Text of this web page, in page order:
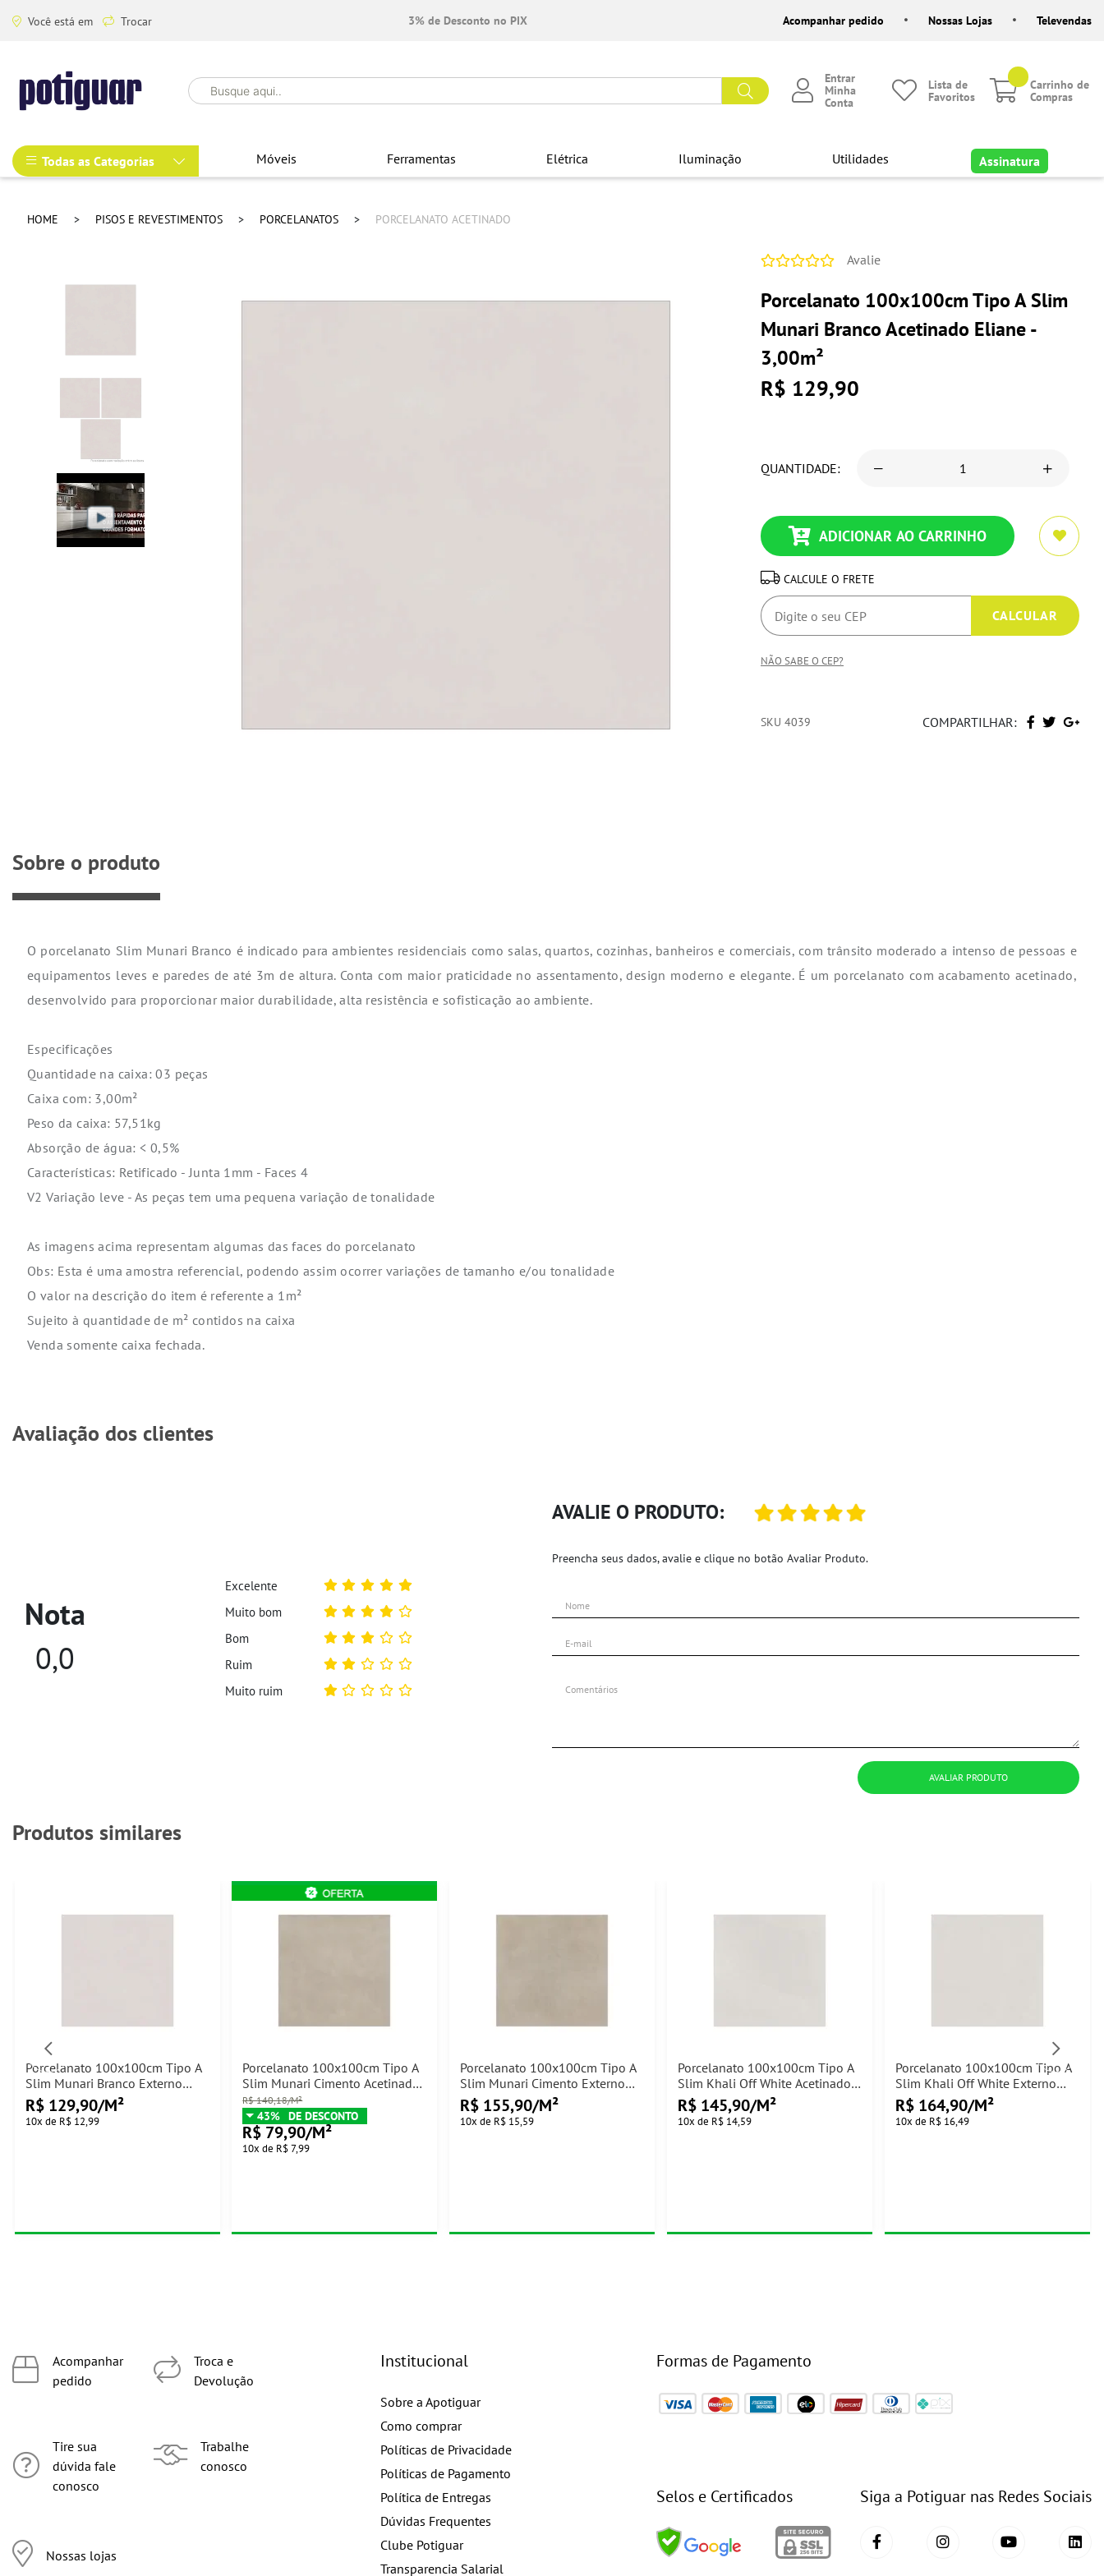
Você está em Trocar 3% de Desconto no PIX Acompanhar pedido Nossas Lojas Televendas
Entrar
Minha
Conta
Lista de
Favoritos
Carrinho de
Compras
Todas as Categorias Móveis Ferramentas Elétrica Iluminação Utilidades Assinatura
HOME PISOS E REVESTIMENTOS PORCELANATOS PORCELANATO ACETINADO
Avalie
Porcelanato 100x100cm Tipo A Slim
Munari Branco Acetinado Eliane -
3,00m²
R$ 129,90
QUANTIDADE:
ADICIONAR AO CARRINHO
CALCULE O FRETE
NÃO SABE O CEP?
SKU 4039 COMPARTILHAR:
Sobre o produto
O porcelanato Slim Munari Branco é indicado para ambientes residenciais como salas, quartos, cozinhas, banheiros e comerciais, com trânsito moderado a intenso de pessoas e
equipamentos leves e paredes de até 3m de altura. Conta com maior praticidade no assentamento, design moderno e elegante. É um porcelanato com acabamento acetinado,
desenvolvido para proporcionar maior durabilidade, alta resistência e sofisticação ao ambiente.
Especificações
Quantidade na caixa: 03 peças
Caixa com: 3,00m²
Peso da caixa: 57,51kg
Absorção de água: < 0,5%
Características: Retificado - Junta 1mm - Faces 4
V2 Variação leve - As peças tem uma pequena variação de tonalidade
As imagens acima representam algumas das faces do porcelanato
Obs: Esta é uma amostra referencial, podendo assim ocorrer variações de tamanho e/ou tonalidade
O valor na descrição do item é referente a 1m²
Sujeito à quantidade de m² contidos na caixa
Venda somente caixa fechada.
Avaliação dos clientes
AVALIE O PRODUTO:
Preencha seus dados, avalie e clique no botão Avaliar Produto.
AVALIAR PRODUTO
Nota
0,0
Excelente
Muito bom
Bom
Ruim
Muito ruim
Produtos similares
Porcelanato 100x100cm Tipo A
Slim Munari Branco Externo
Eliane - 3,00m²
R$ 129,90/M²
10x de R$ 12,99
Porcelanato 100x100cm Tipo A
Slim Munari Cimento Acetinado
Eliane - 3,00m²
R$ 140,18/M²
43%
R$ 79,90/M²
10x de R$ 7,99
Porcelanato 100x100cm Tipo A
Slim Munari Cimento Externo
Eliane - 3,00m²
R$ 155,90/M²
10x de R$ 15,59
Porcelanato 100x100cm Tipo A
Slim Khali Off White Acetinado
Elizabeth - 3,00m²
R$ 145,90/M²
10x de R$ 14,59
Porcelanato 100x100cm Tipo A
Slim Khali Off White Externo
Eliane - 3,00m²
R$ 164,90/M²
10x de R$ 16,49
Acompanhar
pedido
Tire sua
dúvida fale
conosco
Nossas lojas
Troca e
Devolução
Trabalhe
conosco
Institucional
Sobre a Apotiguar
Como comprar
Políticas de Privacidade
Políticas de Pagamento
Política de Entregas
Dúvidas Frequentes
Clube Potiguar
Transparencia Salarial
Formas de Pagamento
Selos e Certificados Siga a Potiguar nas Redes Sociais